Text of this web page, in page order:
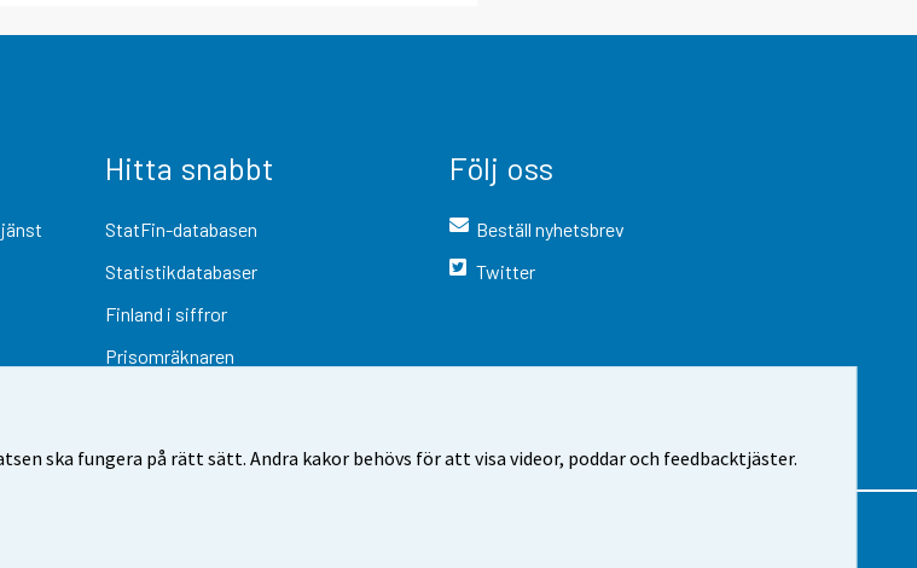
ska fungera på rätt sätt. Andra kakor behövs för att visa videor, poddar och feedbacktjäster.
Hitta snabbt
StatFin-databasen
Statistikdatabaser
Finland i siffror
Prisomräknaren
Följ oss
Beställ nyhetsbrev
Twitter